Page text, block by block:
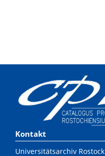
Kontakt
Universitätsarchiv Rostock